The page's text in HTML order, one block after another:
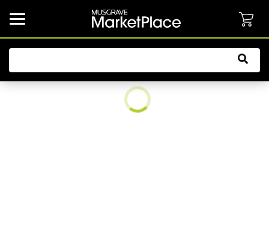
common.button.navbarCollapsed.text